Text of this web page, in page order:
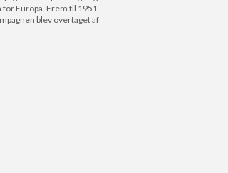
Europa. Frem til 1951
blev overtaget af